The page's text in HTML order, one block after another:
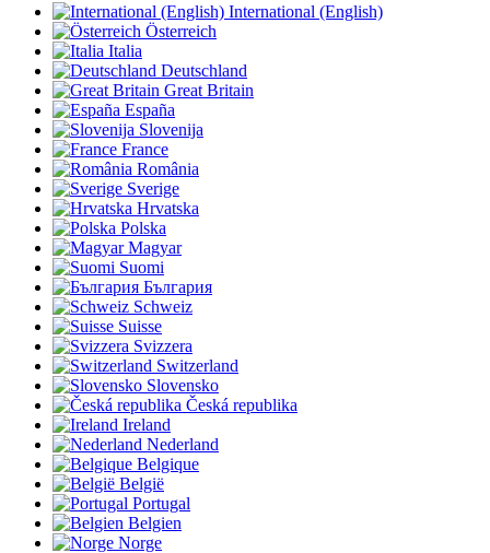
International (English)
Österreich
Italia
Deutschland
Great Britain
España
Slovenija
France
România
Sverige
Hrvatska
Polska
Magyar
Suomi
България
Schweiz
Suisse
Svizzera
Switzerland
Slovensko
Česká republika
Ireland
Nederland
Belgique
België
Portugal
Belgien
Norge